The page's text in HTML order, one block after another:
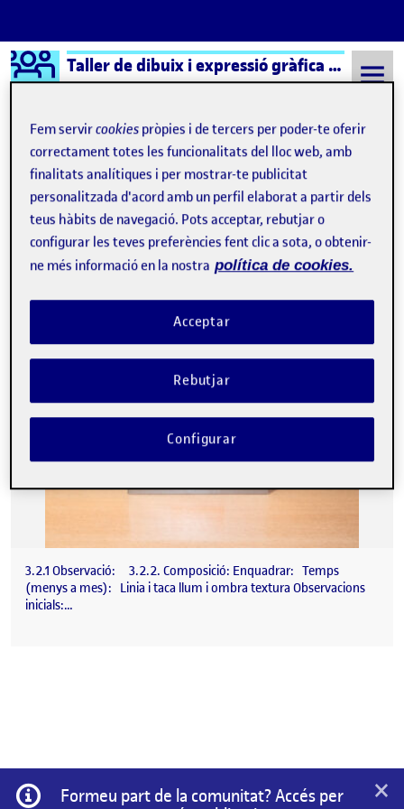
Saltar al contingut
Logo Ágora Taller de dibuix i expressió gràfica – Aula 1
Semestre 20232 - Aula 1 Lliurament parcial 1 PAC1
Lliurament parcial 1 PAC1
PAC1 Primer lliurament parcial
Publicat per
Noel Garrido Bleda
Data de publicació7 març, 2024 10:29 pm
-comentariel PAC1 Primer lliurament parcial
3.2.1 Observació: 3.2.2. Composició: Enquadrar: Temps
(menys a mes): Linia i taca llum i ombra textura Observacions
inicials:…
Informació
Formeu part de la comunitat? Accés per
×
Fem servircookies pròpies i de tercers per poder-te oferir
correctament totes les funcionalitats del lloc web, amb
finalitats analítiques i per mostrar-te publicitat
personalitzada d'acord amb un perfil elaborat a partir dels
teus hàbits de navegació. Pots acceptar, rebutjar o
configurar les teves preferències fent clic a sota, o obtenir-
ne més informació en la nostra política de cookies.
Rebutjar
Acceptar
Configurar